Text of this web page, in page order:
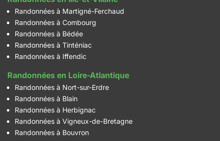
Randonnées à Martigné-Ferchaud
Randonnées à Combourg
Randonnées à Bédée
Randonnées à Tinténiac
Randonnées à Iffendic
Randonnées en Loire-Atlantique
Randonnées à Nort-sur-Erdre
Randonnées à Blain
Randonnées à Herbignac
Randonnées à Vigneux-de-Bretagne
Randonnées à Bouvron